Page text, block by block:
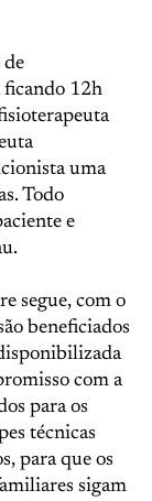
de
ficando 12h
uma
Todo
e
segue, com o
beneficiados
com a
para os
técnicas
para que os
sigam